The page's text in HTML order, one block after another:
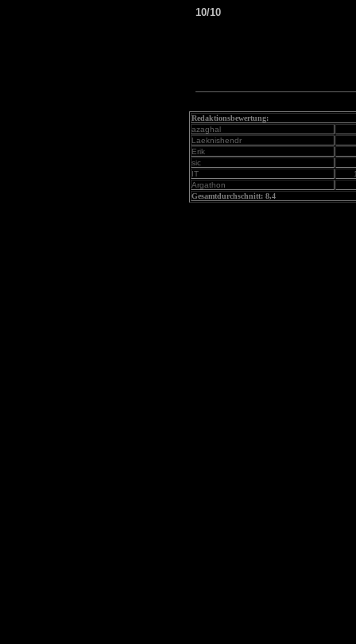
10/10
Redaktionsbewertung:
azaghal
Laeknishendr
Erik
sic
IT
Argathon
Gesamtdurchschnitt: 8,4